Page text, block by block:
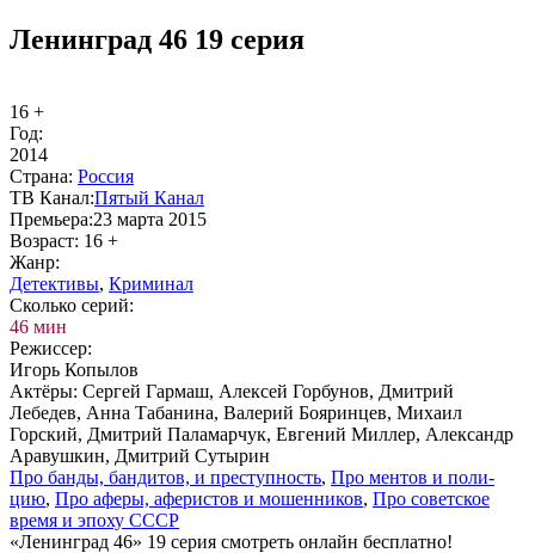
Ленинград 46 19 серия
16 +
Год:
2014
Стра­на: Рос­сия
ТВ Ка­нал:Пя­тый Ка­нал
Пре­мье­ра:23 марта 2015
Воз­раст: 16 +
Жанр:
Де­тек­ти­вы, Кри­ми­нал
Сколь­ко се­рий:
46 мин
Ре­жис­сер:
Игорь Копылов
Ак­тё­ры: Сергей Гармаш, Алексей Горбунов, Дмитрий
Лебедев, Анна Табанина, Валерий Бояринцев, Михаил
Горский, Дмитрий Паламарчук, Евгений Миллер, Александр
Аравушкин, Дмитрий Сутырин
Про бан­ды, бан­ди­тов, и пре­ступ­ность, Про мен­тов и по­ли­
цию, Про афе­ры, афе­ри­стов и мо­шен­ни­ков, Про со­вет­ское
вре­мя и эпо­ху СССР
«Ленинград 46» 19 серия смотреть онлайн бесплатно!